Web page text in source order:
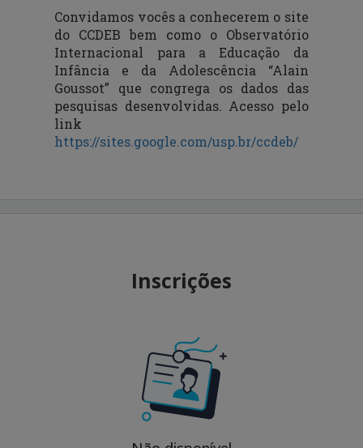
Convidamos vocês a conhecerem o site
do CCDEB bem como o Observatório
Internacional para a Educação da
Infância e da Adolescência “Alain
Goussot” que congrega os dados das
pesquisas desenvolvidas. Acesso pelo
link
https://sites.google.com/usp.br/ccdeb/
Inscrições